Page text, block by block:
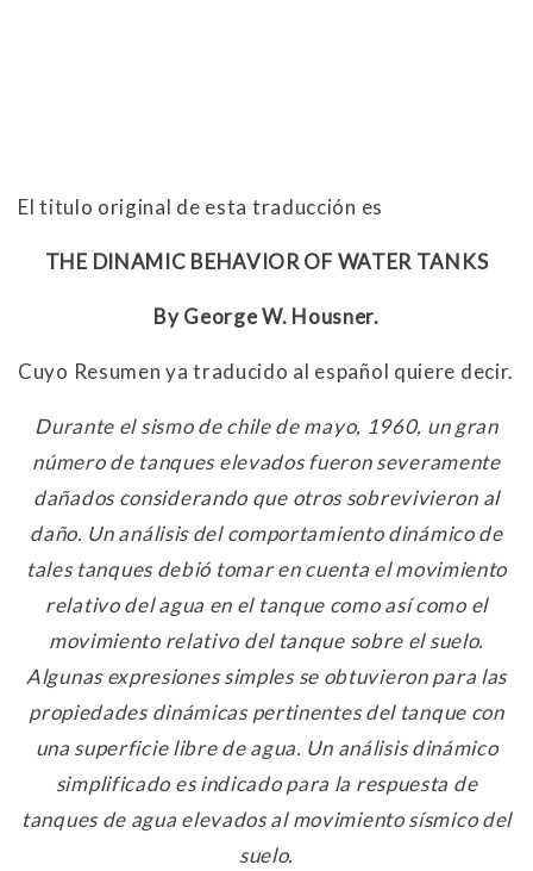
El titulo original de esta traducción es
THE DINAMIC BEHAVIOR OF WATER TANKS
By George W. Housner.
Cuyo Resumen ya traducido al español quiere decir.
Durante el sismo de chile de mayo, 1960, un gran
número de tanques elevados fueron severamente
dañados considerando que otros sobrevivieron al
daño. Un análisis del comportamiento dinámico de
tales tanques debió tomar en cuenta el movimiento
relativo del agua en el tanque como así como el
movimiento relativo del tanque sobre el suelo.
Algunas expresiones simples se obtuvieron para las
propiedades dinámicas pertinentes del tanque con
una superficie libre de agua. Un análisis dinámico
simplificado es indicado para la respuesta de
tanques de agua elevados al movimiento sísmico del
suelo.